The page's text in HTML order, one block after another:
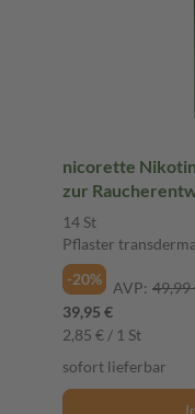
nicorette
zur
14 St
Pflaster
-20%
AVP: 49,99
39,95 €
2,85 € / 1 St
sofort lieferbar